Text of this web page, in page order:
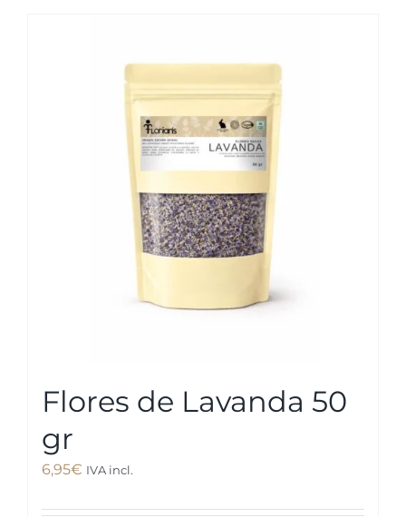
Flores de Lavanda 50
gr
6,95€ IVA incl.